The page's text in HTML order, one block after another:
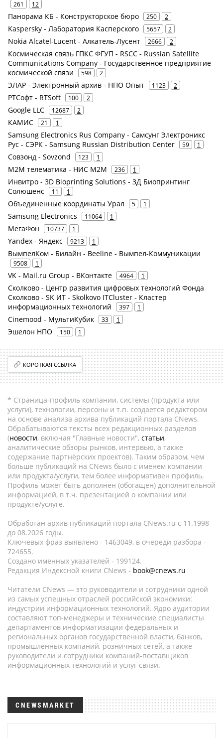
261 12
Панорама КБ - Конструкторское бюро 250 2
Kaspersky - Лаборатория Касперского 5657 2
Nokia Alcatel-Lucent - Алкатель-Лусент 2666 2
Космическая связь ГПКС ФГУП - RSCC - Russian Satellite
Communications Company - Государственное предприятие
космической связи
598 2
ЭЛАР - Электронный архив - НПО Опыт 1123 2
РТСофт - RTSoft 100 2
Google LLC 12687 2
КАМИС 21 1
Samsung Electronics Rus Company - Самсунг Электроникс
Рус - СЭРК - Samsung Russian Distribution Center
59 1
Совзонд - Sovzond 123 1
М2М телематика - НИС М2М 236 1
Инвитро - 3D Bioprinting Solutions - 3Д Биопринтинг
Солюшенс
11 1
Объединенные координаты Урал 5 1
Samsung Electronics 11064 1
МегаФон 10737 1
Yandex - Яндекс 9213 1
ВымпелКом - Билайн - Beeline - Вымпел-Коммуникации
9508 1
VK - Mail.ru Group - ВКонтакте 4964 1
Сколково - Центр развития цифровых технологий Фонда
Сколково - SK ИТ - Skolkovo ITCluster - Кластер
информационных технологий
397 1
Cinemood - МультиКубик 33 1
Эшелон НПО 150 1
КОРОТКАЯ ССЫЛКА
* Страница-профиль компании, системы (продукта или
услуги), технологии, персоны и т.п. создается редактором
на основе анализа архива публикаций портала CNews.
Обрабатываются тексты всех редакционных разделов
(новости, включая "Главные новости", статьи,
аналитические обзоры рынков, интервью, а также
содержание партнёрских проектов). Таким образом, чем
больше публикаций на CNews было с именем компании
или продукта/услуги, тем более информативен профиль.
Профиль может быть дополнен (обогащен) дополнительной
информацией, в т.ч. презентацией о компании или
продукте/услуге.
Обработан архив публикаций портала CNews.ru c 11.1998
до 08.2026 годы.
Ключевых фраз выявлено - 1463049, в очереди разбора -
724655.
Создано именных указателей - 199124.
Редакция Индексной книги CNews - book@cnews.ru
Читатели CNews — это руководители и сотрудники одной
из самых успешных отраслей российской экономики:
индустрии информационных технологий. Ядро аудитории
составляют топ-менеджеры и технические специалисты
департаментов информатизации федеральных и
региональных органов государственной власти, банков,
промышленных компаний, розничных сетей, а также
руководители и сотрудники компаний-поставщиков
информационных технологий и услуг связи.
CNEWSMARKET